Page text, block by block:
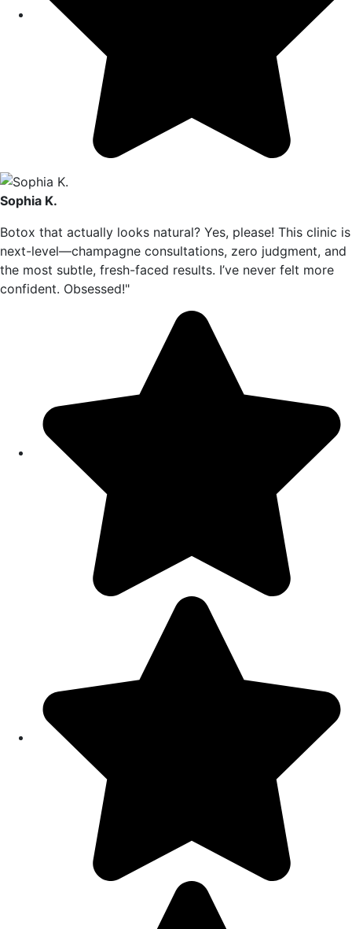
Sophia K.
Botox that actually looks natural? Yes, please! This clinic is
next-level—champagne consultations, zero judgment, and
the most subtle, fresh-faced results. I’ve never felt more
confident. Obsessed!"